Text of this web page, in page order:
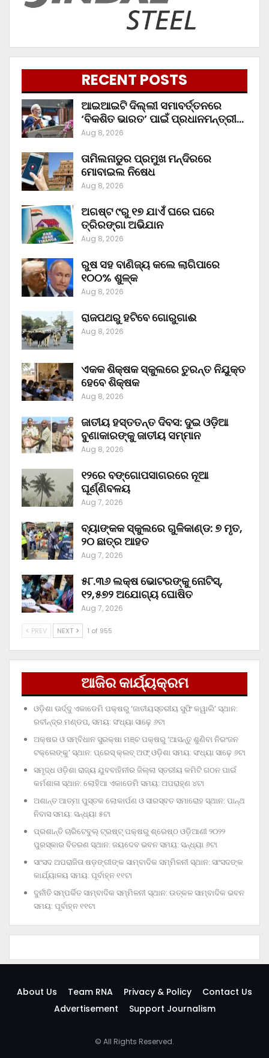
RECENT POSTS
ଆଇଆଇଟି ଦିଲ୍ଲୀ ସମାବର୍ତ୍ତନରେ
‘ବିକଶିତ ଭାରତ’ ପାଇଁ ପ୍ରଧାନମନ୍ତ୍ରୀ…
Aug 8, 2026
ତାମିଲନାଡୁର ପ୍ରମୁଖ ମନ୍ଦିରରେ
ମୋବାଇଲ ନିଷେଧ
Aug 8, 2026
ଅଗଷ୍ଟ ୯ରୁ ୧୭ ଯାଏଁ ଘରେ ଘରେ
ତ୍ରିରଙ୍ଗା ଅଭିଯାନ
Aug 8, 2026
ରୁଷ ସହ ବାଣିଜ୍ୟ କଲେ ଲାଗିପାରେ
୧୦୦% ଶୁଳ୍କ
Aug 8, 2026
ରାଜପଥରୁ ହଟିବେ ଗୋରୁଗାଈ
Aug 8, 2026
ଏକକ ଶିକ୍ଷକ ସ୍କୁଲରେ ତୁରନ୍ତ ନିଯୁକ୍ତ
ହେବେ ଶିକ୍ଷକ
Aug 8, 2026
ଜାତୀୟ ହସ୍ତତନ୍ତ ଦିବସ: ଦୁଇ ଓଡ଼ିଆ
ବୁଣାକାରଙ୍କୁ ଜାତୀୟ ସମ୍ମାନ
Aug 8, 2026
୧୨ରେ ବଙ୍ଗୋପସାଗରରେ ନୂଆ
ଘୂର୍ଣ୍ଣିବଳୟ
Aug 7, 2026
ବ୍ୟାଙ୍କକ ସ୍କୁଲରେ ଗୁଳିକାଣ୍ଡ: ୭ ମୃତ,
୨୦ ଛାତ୍ର ଆହତ
Aug 7, 2026
୫୮.୩୬ ଲକ୍ଷ ଭୋଟରଙ୍କୁ ନୋଟିସ୍‌,
୧୨,୫୭୨ ଅଯୋଗ୍ୟ ଘୋଷିତ
Aug 7, 2026
PREV NEXT 1 of 955
ଆଜିର କାର୍ଯ୍ୟକ୍ରମ
ଓଡ଼ିଶା ଊର୍ଦ୍ଦୁ ଏକାଡେମି ପକ୍ଷରୁ ‘ଜାତୀୟସ୍ତରୀୟ ସୁଫି କୱାଲି’ ସ୍ଥାନ:
ରବୀନ୍ଦ୍ର ମଣ୍ଡପ, ସମୟ: ସଂଧ୍ୟା ସାଢ଼େ ୬ଟା
ଅକ୍ଷର ଓ ସମ୍ବିଧାନ ସୁରକ୍ଷା ମଞ୍ଚ ପକ୍ଷରୁ ‘ଆସନ୍ତୁ ଶୁଣିବା ନିରଂଜନ
ଟକ୍‌ଲେଙ୍କୁ’ ସ୍ଥାନ: ପ୍ରେସ୍‌ କ୍ଲବ୍‌ ଅଫ୍‌ ଓଡ଼ିଶା ସମୟ: ସଂଧ୍ୟା ସାଢ଼େ ୬ଟା
ସମୃଦ୍ଧ ଓଡ଼ିଶା ରାଜ୍ୟ ଯୁବବାହିନୀର ଜିଲ୍ଲା ସ୍ତରୀୟ କମିଟି ଗଠନ ପାଇଁ
କର୍ମଶାଳା ସ୍ଥାନ: ଲୋହିଆ ଏକାଡେମି ସମୟ: ଅପରାହ୍‌ଣ ୪ଟା
ଅଶାନ୍ତ ଆତ୍ମା ପୁସ୍ତକ ଲୋକାର୍ପଣ ଓ ସାରସ୍ବତ ସମାରୋହ ସ୍ଥାନ: ପାନ୍ଥ
ନିବାସ ସମୟ: ସନ୍ଧ୍ୟା ୫ଟା
ପ୍ରଶାନ୍ତି ଚାରିଟେବୁଲ୍‌ ଟ୍ରଷ୍ଟ୍‌ ପକ୍ଷରୁ ଶ୍ରେଷ୍ଠ ଓଡ଼ିଆଣୀ ୨୦୨୨
ପୁରସ୍କାର ବିତରଣ ସ୍ଥାନ: ଜୟଦେବ ଭବନ ସମୟ: ସନ୍ଧ୍ୟା ୬ଟା
ସାଂସଦ ଅପରାଜିତା ଷଡ଼ଙ୍ଗୀଙ୍କ ସାମ୍ବାଦିକ ସମ୍ମିଳନୀ ସ୍ଥାନ: ସାଂସଦଙ୍କ
କାର୍ଯ୍ୟାଳୟ ସମୟ: ପୂର୍ବାହ୍ନ ୧୧ଟା
ଦୁର୍ନୀତି ସମ୍ପର୍କିତ ସାମ୍ବାଦିକ ସମ୍ମିଳନୀ ସ୍ଥାନ: ଉତ୍କଳ ସାମ୍ବାଦିକ ଭବନ
ସମୟ: ପୂର୍ବାହ୍ନ ୧୧ଟା
About Us Team RNA Privacy & Policy
Contact Us
Advertisement
Support Journalism
© All Rights Reserved.